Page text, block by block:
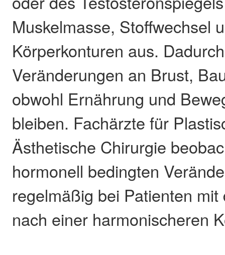
Muskelmasse, Stoffwechsel
Körperkonturen aus.
Veränderungen an Brust,
obwohl Ernährung und
bleiben. Fachärzte für
Ästhetische Chirurgie
hormonell bedingten
regelmäßig bei Patienten
nach einer harmonischeren